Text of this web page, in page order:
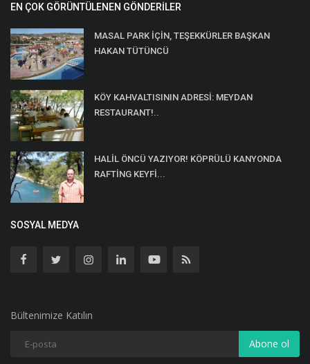
EN ÇOK GÖRÜNTÜLENEN GÖNDERILER
MASAL PARK İÇİN, TEŞEKKÜRLER BAŞKAN
HAKAN TÜTÜNCÜ
KÖY KAHVALTISININ ADRESİ: MEYDAN
RESTAURANT!..
HALİL ÖNCÜ YAZIYOR! KÖPRÜLÜ KANYONDA
RAFTİNG KEYFİ...
SOSYAL MEDYA
Bültenimize Katılın
Abone ol